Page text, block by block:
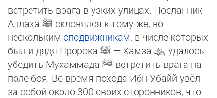
встретить врага в узких улицах. Посланник
Аллаха ﷺ склонялся к тому же, но
нескольким сподвижникам, в числе которых
был и дядя Пророка ﷺ — Хамза
, удалось
убедить Мухаммада ﷺ встретить врага на
по­ле боя. Во время похода Ибн Убайй увёл
за собой около 300 своих сторонников, что